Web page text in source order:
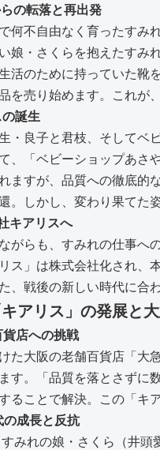
の転落と再出発
何不自由なく育ったすみ
娘・さくらを抱えたすみ
活のために持っていた靴
を売り始めます。これが
誕生
・良子と君枝、そしてベ
、「ベビーショップあさ
ますが、品質への徹底的
。しかし、変わり果てた
キアリスへ
がらも、すみれの仕事へ
ス」は株式会社化され、
、戦後の新しい時代に合
キアリス」の発展と
店への挑戦
た大阪の老舗百貨店「大
す。「品質を落とさずに
ることで解決。この「キ
成長と反抗
みれの娘・さくら（井